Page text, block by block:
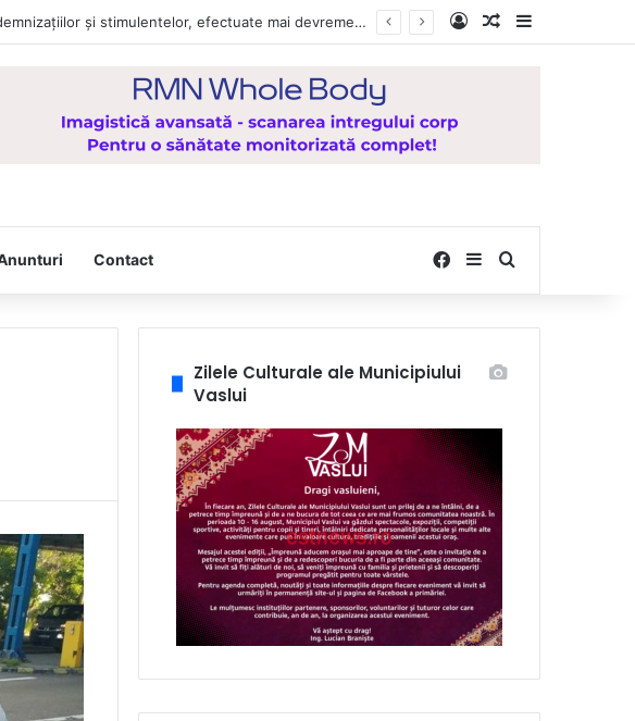
a Maicii Domnului, de la Mănăstirea Hadâmbu Log InRandom Article
Contact Facebook
SidebarSearch for
Zilele Culturale ale Municipiului
Vaslui